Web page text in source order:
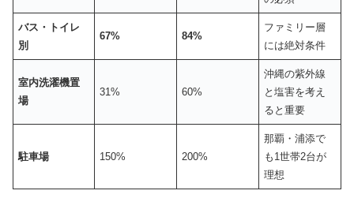
バス・トイレ
別
67% 84%
ファミリー層
には絶対条件
室内洗濯機置
場
31% 60%
沖縄の紫外線
と塩害を考え
ると重要
駐車場 150% 200%
那覇・浦添で
も1世帯2台が
理想